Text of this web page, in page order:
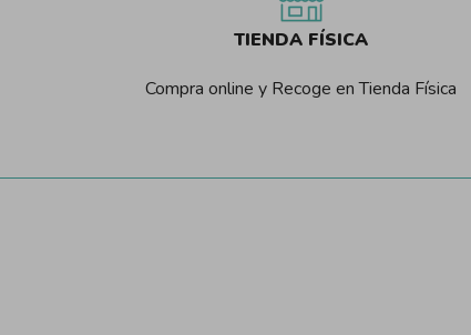
TIENDA FÍSICA
Compra online y Recoge en Tienda Física